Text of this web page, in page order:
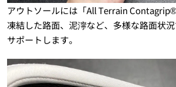
アウトソールには「All Terrain
凍結した路面、泥濘など、多様な路面状
サポートします。